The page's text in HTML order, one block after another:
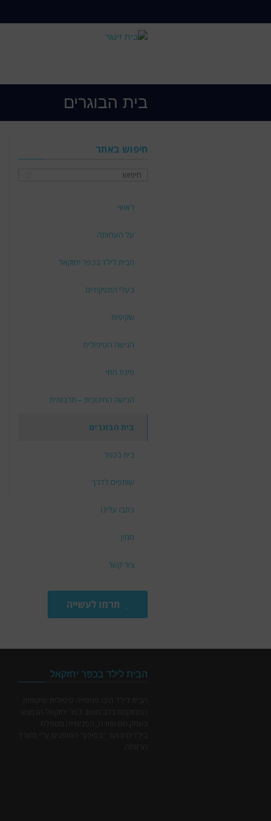
בית הבוגרים
חיפוש באתר
ראשי
על העמותה
הבית לילד בכפר יחזקאל
בעלי התפקידים
שקיפות
הגישה הטיפולית
פינת החי
הגישה החינוכית – תרבותית
בית הבוגרים
בית בכפר
שותפים לדרך
כתבו עלינו
מגזין
צור קשר
תרמו לעשייה
הבית לילד בכפר יחזקאל